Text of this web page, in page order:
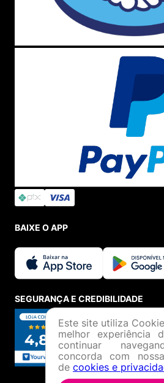
BAIXE O APP
SEGURANÇA E CREDIBILIDADE
Este site utiliza
melhor experiência
continuar
concorda com
de cookies e